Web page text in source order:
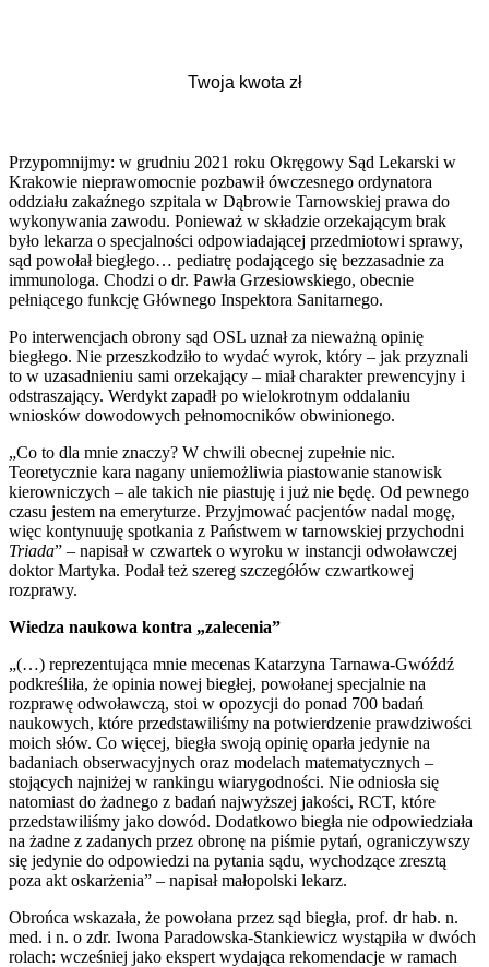
Przypomnijmy: w grudniu 2021 roku Okręgowy Sąd Lekarski w
Krakowie nieprawomocnie pozbawił ówczesnego ordynatora
oddziału zakaźnego szpitala w Dąbrowie Tarnowskiej prawa do
wykonywania zawodu. Ponieważ w składzie orzekającym brak
było lekarza o specjalności odpowiadającej przedmiotowi sprawy,
sąd powołał biegłego… pediatrę podającego się bezzasadnie za
immunologa. Chodzi o dr. Pawła Grzesiowskiego, obecnie
pełniącego funkcję Głównego Inspektora Sanitarnego.
Po interwencjach obrony sąd OSL uznał za nieważną opinię
biegłego. Nie przeszkodziło to wydać wyrok, który – jak przyznali
to w uzasadnieniu sami orzekający – miał charakter prewencyjny i
odstraszający. Werdykt zapadł po wielokrotnym oddalaniu
wniosków dowodowych pełnomocników obwinionego.
„Co to dla mnie znaczy? W chwili obecnej zupełnie nic.
Teoretycznie kara nagany uniemożliwia piastowanie stanowisk
kierowniczych – ale takich nie piastuję i już nie będę. Od pewnego
czasu jestem na emeryturze. Przyjmować pacjentów nadal mogę,
więc kontynuuję spotkania z Państwem w tarnowskiej przychodni
Triada” – napisał w czwartek o wyroku w instancji odwoławczej
doktor Martyka. Podał też szereg szczegółów czwartkowej
rozprawy.
Wiedza naukowa kontra „zalecenia”
„(…) reprezentująca mnie mecenas Katarzyna Tarnawa-Gwóźdź
podkreśliła, że opinia nowej biegłej, powołanej specjalnie na
rozprawę odwoławczą, stoi w opozycji do ponad 700 badań
naukowych, które przedstawiliśmy na potwierdzenie prawdziwości
moich słów. Co więcej, biegła swoją opinię oparła jedynie na
badaniach obserwacyjnych oraz modelach matematycznych –
stojących najniżej w rankingu wiarygodności. Nie odniosła się
natomiast do żadnego z badań najwyższej jakości, RCT, które
przedstawiliśmy jako dowód. Dodatkowo biegła nie odpowiedziała
na żadne z zadanych przez obronę na piśmie pytań, ograniczywszy
się jedynie do odpowiedzi na pytania sądu, wychodzące zresztą
poza akt oskarżenia” – napisał małopolski lekarz.
Obrońca wskazała, że powołana przez sąd biegła, prof. dr hab. n.
med. i n. o zdr. Iwona Paradowska-Stankiewicz wystąpiła w dwóch
rolach: wcześniej jako ekspert wydająca rekomendacje w ramach